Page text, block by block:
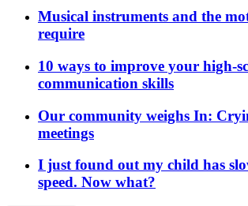
Musical instruments and the
require
10 ways to improve your high-
communication skills
Our community weighs In:
meetings
I just found out my child has
speed. Now what?